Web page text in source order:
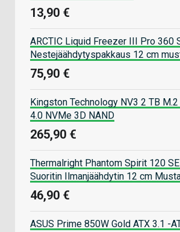
13,90 €
ARCTIC Liquid Freezer III Pro 360
Nestejäähdytyspakkaus 12 cm
75,90 €
Kingston Technology NV3 2 TB
4.0 NVMe 3D NAND
265,90 €
Thermalright Phantom Spirit 120 SE
Suoritin Ilmanjäähdytin 12 cm
46,90 €
ASUS Prime 850W Gold ATX 3.1 -